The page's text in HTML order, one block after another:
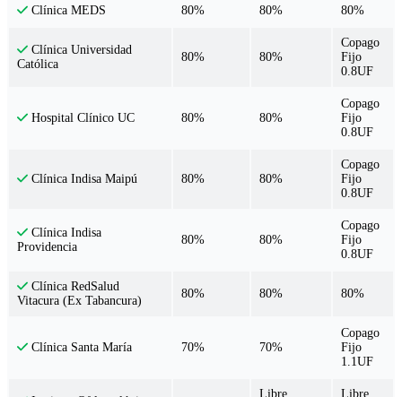
Clínica MEDS 80% 80% 80%
Clínica Universidad
Católica
80% 80%
Copago
Fijo
0.8UF
Hospital Clínico UC 80% 80%
Copago
Fijo
0.8UF
Clínica Indisa Maipú 80% 80%
Copago
Fijo
0.8UF
Clínica Indisa
Providencia
80% 80%
Copago
Fijo
0.8UF
Clínica RedSalud
Vitacura (Ex Tabancura)
80% 80% 80%
Clínica Santa María 70% 70%
Copago
Fijo
1.1UF
Libre
Libre